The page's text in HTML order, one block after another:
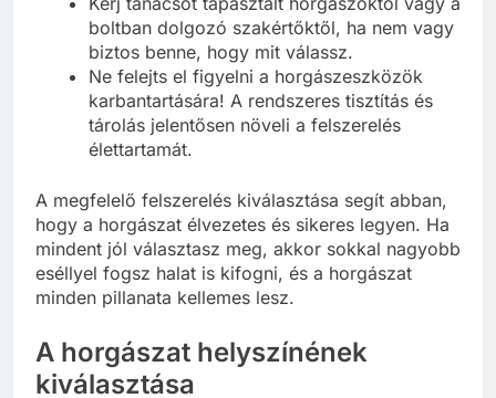
boltban dolgozó szakértőktől, ha nem vagy
biztos benne, hogy mit válassz.
Ne felejts el figyelni a horgászeszközök
karbantartására! A rendszeres tisztítás és
tárolás jelentősen növeli a felszerelés
élettartamát.
A megfelelő felszerelés kiválasztása segít abban,
hogy a horgászat élvezetes és sikeres legyen. Ha
mindent jól választasz meg, akkor sokkal nagyobb
eséllyel fogsz halat is kifogni, és a horgászat
minden pillanata kellemes lesz.
A horgászat helyszínének
kiválasztása